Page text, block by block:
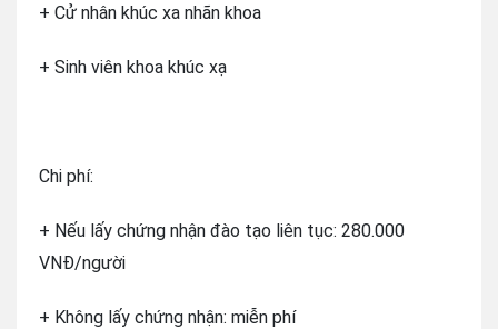
+ Cử nhân khúc xa nhãn khoa
+ Sinh viên khoa khúc xạ
Chi phí:
+ Nếu lấy chứng nhận đào tạo liên tục: 280.000
VNĐ/người
+ Không lấy chứng nhận: miễn phí